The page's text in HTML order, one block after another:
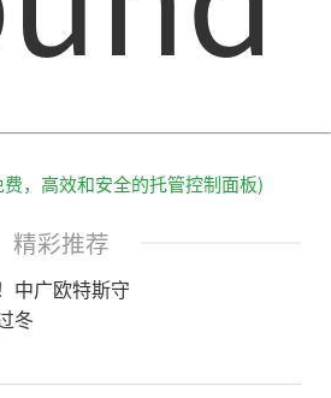
费，高效和安全的托管控制面板)
精彩推荐
中广欧特斯守
冬